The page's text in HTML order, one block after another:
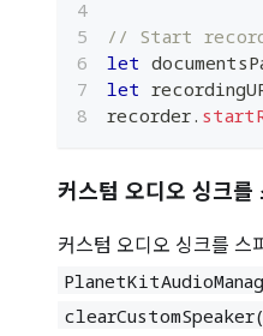
// Start
let
let
recorder.
커스텀 오디오 싱크를
커스텀 오디오 싱크를 스